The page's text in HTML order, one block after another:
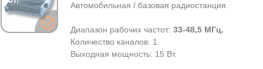
Автомобильная / базовая радиостанция.
Диапазон рабочих частот: 33-48,5 МГц.
Количество каналов: 1.
Выходная мощность: 15 Вт.